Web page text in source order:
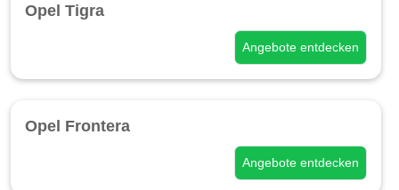
Opel Tigra
Angebote entdecken
Opel Frontera
Angebote entdecken